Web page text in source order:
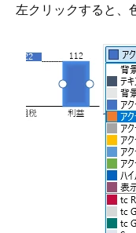
左クリックすると、